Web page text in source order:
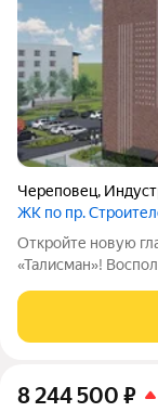
Череповец,
ЖК по пр.
Откройте новую
«Талисман»!
Поторопитесь,
Жилой комплекс
8 244 500 ₽